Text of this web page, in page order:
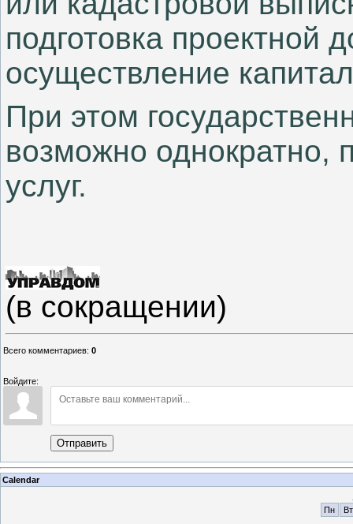
подготовка проектной
осуществление
При этом
возможно однократно,
услуг.
(в сокращении)
Всего комментариев: 0
Войдите:
Отправить
Calendar
Пн
Вт